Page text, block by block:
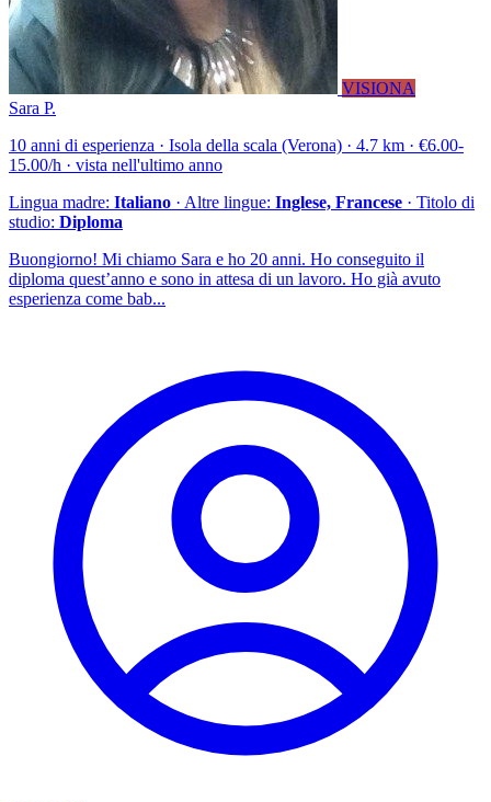
VISIONA
Sara P.
10 anni di esperienza · Isola della scala (Verona) · 4.7 km · €6.00-
15.00/h · vista nell'ultimo anno
Lingua madre: Italiano · Altre lingue: Inglese, Francese · Titolo di
studio: Diploma
Buongiorno! Mi chiamo Sara e ho 20 anni. Ho conseguito il
diploma quest’anno e sono in attesa di un lavoro. Ho già avuto
esperienza come bab...